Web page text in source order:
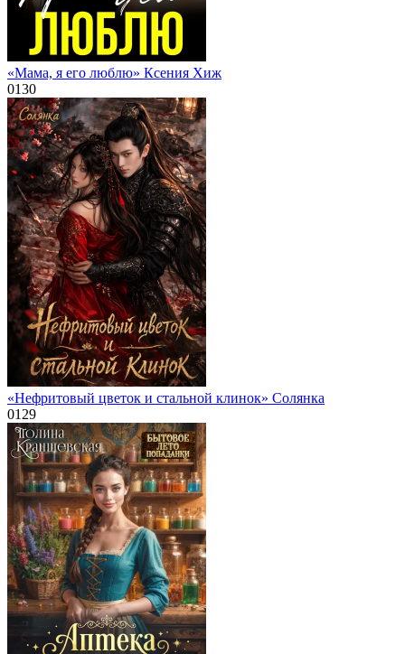
«Мама, я его люблю» Ксения Хиж
0130
«Нефритовый цветок и стальной клинок» Солянка
0129